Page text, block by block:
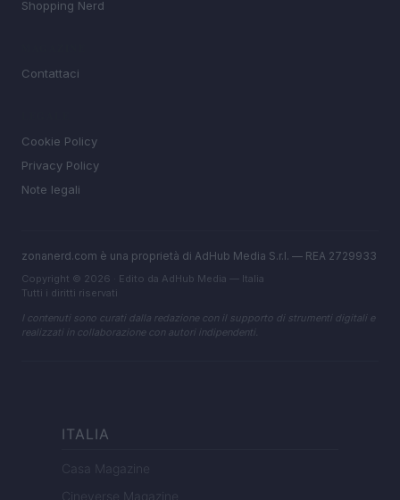
Shopping Nerd
Contattaci
Cookie Policy
Privacy Policy
Note legali
zonanerd.com è una proprietà di AdHub Media S.r.l. — REA 2729933
Copyright © 2026 · Edito da AdHub Media — Italia
Tutti i diritti riservati
I contenuti sono curati dalla redazione con il supporto di strumenti digitali e
realizzati in collaborazione con autori indipendenti.
ITALIA
Casa Magazine
Cineverse Magazine